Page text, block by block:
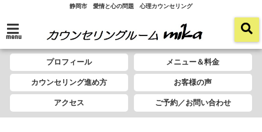
静岡市 愛情と心の問題 心理カウンセリング
menu
プロフィール メニュー＆料金
カウンセリング進め方 お客様の声
アクセス ご予約／お問い合わせ